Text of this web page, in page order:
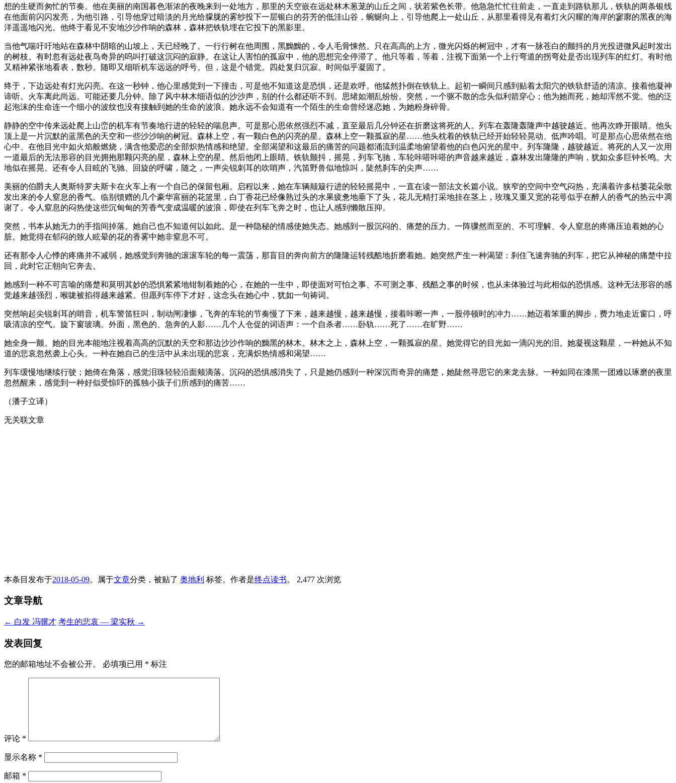
想的生硬而匆忙的节奏。他在美丽的南国暮色渐浓的夜晚来到一处地方，那里的天空嵌在远处林木葱茏的山丘之间，状若紫色长带。他急急忙忙往前走，一直走到路轨那儿，铁轨的两条银线
在他面前闪闪发亮，为他引路，引导他穿过暗淡的月光给朦胧的雾纱投下一层银白的芬芳的低洼山谷，蜿蜒向上，引导他爬上一处山丘，从那里看得见有着灯火闪耀的海岸的寥廓的黑夜的海
洋遥遥地闪光。他终于看见不安地沙沙作响的森林，森林把铁轨埋在它投下的黑影里。
当他气喘吁吁地站在森林中阴暗的山坡上，天已经晚了。一行行树在他周围，黑黝黝的，令人毛骨悚然。只在高高的上方，微光闪烁的树冠中，才有一脉苍白的颤抖的月光投进微风起时发出
的树枝。有时忽有远处夜鸟奇异的呜叫打破这沉闷的寂静。在这让人害怕的孤寂中，他的思想完全停滞了。他只等着，等着，注视下面第一个上行弯道的拐弯处是否出现列车的红灯。有时他
又精神紧张地看表，数秒。随即又细听机车远远的呼号。但，这是个错觉。四处复归沉寂。时间似乎凝固了。
终于，下边远处有灯光闪亮。在这一秒钟，他心里感觉到一下撞击，可是他不知道这是恐惧，还是欢呼。他猛然扑倒在铁轨上。起初一瞬间只感到贴着太阳穴的铁轨舒适的清凉。接着他凝神
谛听。火车离此尚远。可能还要几分钟。除了风中林木细语似的沙沙声，别的什么都还听不到。思绪如潮乱纷纷。突然，一个驱不散的念头似利箭穿心；他为她而死，她却浑然不觉。他的泛
起泡沫的生命连一个细小的波纹也没有接触到她的生命的波浪。她永远不会知道有一个陌生的生命曾经迷恋她，为她粉身碎骨。
静静的空中传来远处爬上山峦的机车有节奏地行进的轻轻的喘息声。可是那心思依然强烈不减，直至最后几分钟还在折磨这将死的人。列车在轰隆轰隆声中越驶越近。他再次睁开眼睛。他头
顶上是一片沉默的蓝黑色的天空和一些沙沙响的树冠。森林上空，有一颗白色的闪亮的星。森林上空一颗孤寂的星……他头枕着的铁轨已经开始轻轻晃动、低声吟唱。可是那点心思依然在他
心中、在他目光中如火焰般燃烧，满含他爱恋的全部炽热情感和绝望。全部渴望和这最后的痛苦的问题都涌流到温柔地俯望着他的白色闪光的星中。列车隆隆，越驶越近。将死的人又一次用
一道最后的无法形容的目光拥抱那颗闪亮的星，森林上空的星。然后他闭上眼睛。铁轨颤抖，摇晃，列车飞驰，车轮咔嗒咔嗒的声音越来越近，森林发出隆隆的声响，犹如众多巨钟长鸣。大
地似在摇晃。还有令人目眩的飞驰、回旋的呼啸，随之，一声尖锐刺耳的吹哨声，汽笛野兽似地惊叫，陡然刹车的尖声……
美丽的伯爵夫人奥斯特罗夫斯卡在火车上有一个自己的保留包厢。启程以来，她在车辆颠簸行进的轻轻摇晃中，一直在读一部法文长篇小说。狭窄的空间中空气闷热，充满着许多枯萎花朵散
发出来的令人窒息的香气。临别馈赠的几个豪华富丽的花篮里，白丁香花已经像熟过头的水果疲惫地垂下了头，花儿无精打采地挂在茎上，玫瑰又重又宽的花萼似乎在醉人的香气的热云中凋
谢了。令人窒息的闷热使这些沉甸甸的芳香气变成温暖的波浪，即使在列车飞奔之时，也让人感到懒散压抑。
突然，书本从她无力的手指间掉落。她自己也不知道何以如此。是一种隐秘的情感使她失态。她感到一股沉闷的、痛楚的压力。一阵骤然而至的、不可理解、令人窒息的疼痛压迫着她的心
脏。她觉得在郁闷的致人眩晕的花的香雾中她非窒息不可。
还有那令人心悸的疼痛并不减弱，她感觉到奔驰的滚滚车轮的每一震荡，那盲目的奔向前方的隆隆运转残酷地折磨着她。她突然产生一种渴望：刹住飞速奔驰的列车，把它从神秘的痛楚中拉
回，此时它正朝向它奔去。
她感到一种不可言喻的痛楚和莫明其妙的恐惧紧紧地钳制着她的心，在她的一生中，即使面对可怕之事、不可测之事、残酷之事的时候，也从未体验过与此相似的恐惧感。这种无法形容的感
觉越来越强烈，喉咙被掐得越来越紧。但愿列车停下才好，这念头在她心中，犹如一句祷词。
突然响起尖锐刺耳的哨音，机车警笛狂叫，制动闸凄惨，飞奔的车轮的节奏慢了下来，越来越慢，越来越慢，接着咔嚓一声，一股停顿时的冲力……她迈着笨重的脚步，费力地走近窗口，呼
吸清凉的空气。旋下窗玻璃。外面，黑色的、急奔的人影……几个人仓促的词语声：一个自杀者……卧轨……死了……在旷野……
她全身一颤。她的目光本能地注视着高高的沉默的天空和那边沙沙作响的黝黑的林木。林木之上，森林上空，一颗孤寂的星。她觉得它的目光如一滴闪光的泪。她凝视这颗星，一种她从不知
道的悲哀忽然袭上心头。一种在她自己的生活中从未出现的悲哀，充满炽热情感和渴望……
列车缓慢地继续行驶；她倚在角落，感觉泪珠轻轻沿面颊滴落。沉闷的恐惧感消失了，只是她仍感到一种深沉而奇异的痛楚，她陡然寻思它的来龙去脉。一种如同在漆黑一团难以琢磨的夜里
忽然醒来，感觉到一种好似受惊吓的孤独小孩子们所感到的痛苦……
（潘子立译）
无关联文章
本条目发布于2018-05-09。属于文章分类，被贴了 奥地利 标签。 作者是终点读书。 2,477 次浏览
文章导航
← 白发 冯骥才 考生的悲哀 — 梁实秋 →
发表回复
您的邮箱地址不会被公开。 必填项已用 * 标注
评论 *
显示名称 *
邮箱 *